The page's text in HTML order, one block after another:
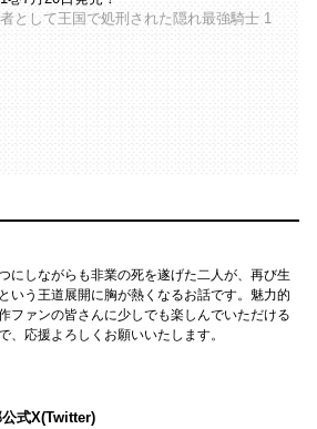
として王国で処刑された隠れ最強騎士 1
にしながらも非業の死を遂げた二人が、再び生
いう王道展開に胸が熱くなるお話です。魅力的
ファンの皆さんに少しでも楽しんでいただける
、応援よろしくお願いいたします。
式X(Twitter)